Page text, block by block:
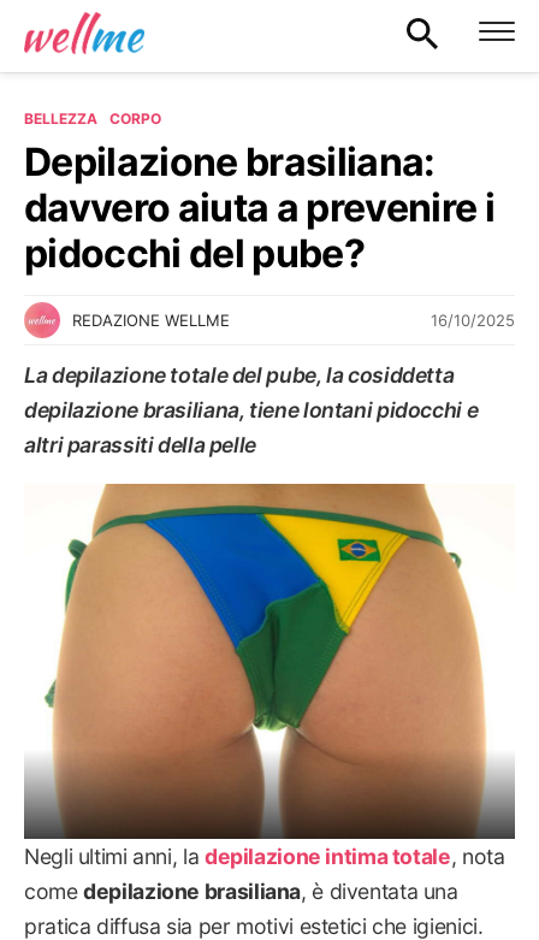
BELLEZZA CORPO
Depilazione brasiliana:
davvero aiuta a prevenire i
pidocchi del pube?
REDAZIONE WELLME 16/10/2025
La depilazione totale del pube, la cosiddetta
depilazione brasiliana, tiene lontani pidocchi e
altri parassiti della pelle
Negli ultimi anni, la depilazione intima totale, nota
comedepilazione brasiliana, è diventata una
pratica diffusa sia per motivi estetici che igienici.